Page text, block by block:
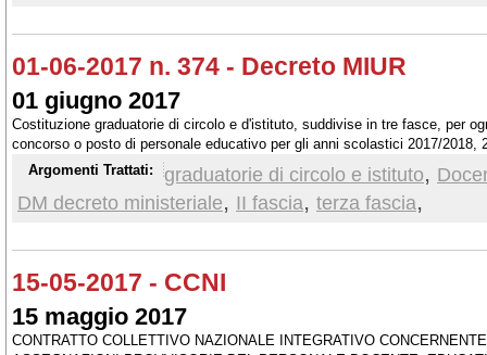
01-06-2017 n. 374 - Decreto MIUR
01 giugno 2017
Costituzione graduatorie di circolo e d'istituto, suddivise in tre fasce, per
concorso o posto di personale educativo per gli anni scolastici 2017/2018,
Argomenti Trattati:
graduatorie di circolo e istituto,
DM decreto ministeriale, II fascia, terza fascia,
15-05-2017 - CCNI
15 maggio 2017
CONTRATTO COLLETTIVO NAZIONALE INTEGRATIVO